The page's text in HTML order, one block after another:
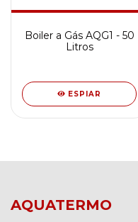
Boiler a Gás AQG1 - 50
Litros
ESPIAR
AQUATERMO